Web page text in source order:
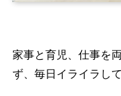
家事と育児、仕事を
ず、毎日イライラし